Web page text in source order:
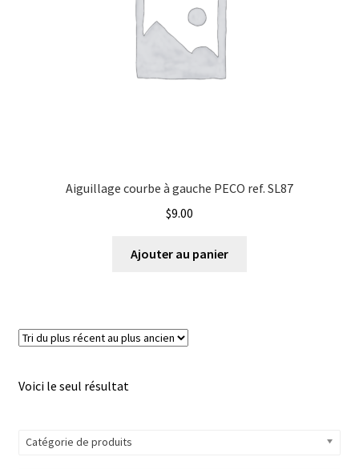
Type de signal électrique
Aiguillage courbe à gauche PECO ref. SL87
$9.00
Ajouter au panier
Voici le seul résultat
Catégorie de produits